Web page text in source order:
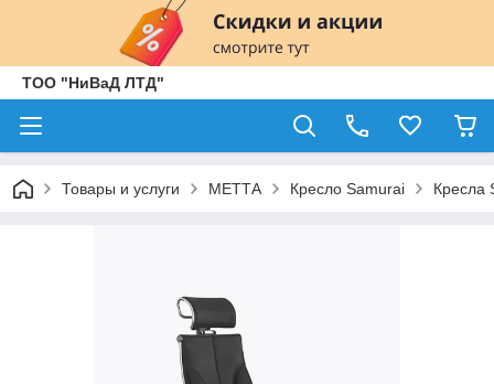
ТОО "НиВаД ЛТД"
Товары и услуги МЕТТА Кресло Samurai Кресла